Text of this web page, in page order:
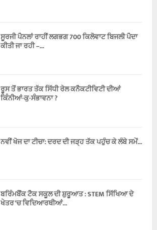
ਸੂਰਜੀ ਪੈਨਲਾਂ ਰਾਹੀਂ ਲਗਭਗ 700 ਕਿਲੋਵਾਟ ਬਿਜਲੀ ਪੈਦਾ
ਕੀਤੀ ਜਾ ਰਹੀ –...
ਰੂਸ ਤੋਂ ਭਾਰਤ ਤੱਕ ਸਿੱਧੀ ਰੇਲ ਕਨੈਕਟੀਵਿਟੀ ਦੀਆਂ
ਕਿੰਨੀਆਂ-ਕੁ-ਸੰਭਾਵਨਾ ?
ਨਵੀਂ ਖੋਜ ਦਾ ਟੀਚਾ: ਦਰਦ ਦੀ ਜੜ੍ਹ ਤੱਕ ਪਹੁੰਚ ਕੇ ਲੰਬੇ ਸਮੇਂ...
ਬਰਿੰਮਬੈਂਕ ਟੈਕ ਸਕੂਲ ਦੀ ਸ਼ੁਰੂਆਤ : STEM ਸਿੱਖਿਆ ਦੇ
ਖੇਤਰ ‘ਚ ਵਿਦਿਆਰਥੀਆਂ...